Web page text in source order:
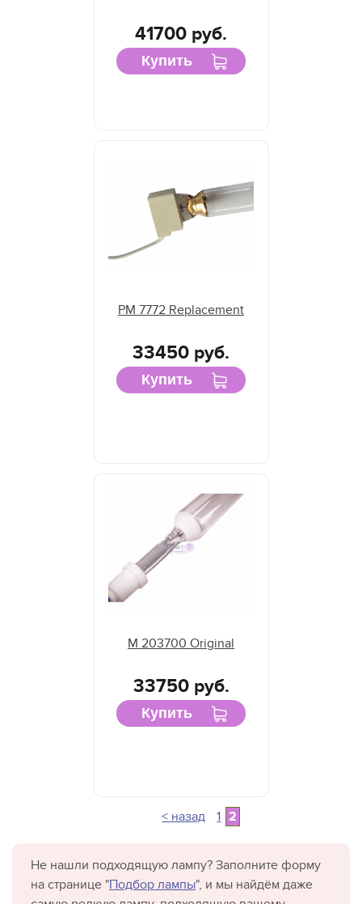
41700 руб.
Купить
PM 7772 Replacement
33450 руб.
Купить
M 203700 Original
33750 руб.
Купить
< назад 1 2
Не нашли подходящую лампу? Заполните форму
на странице "Подбор лампы", и мы найдём даже